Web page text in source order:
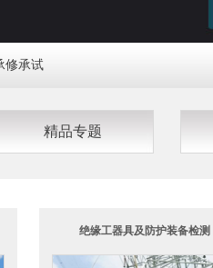
修承试
精品专题
绝缘工器具及防护装备检测